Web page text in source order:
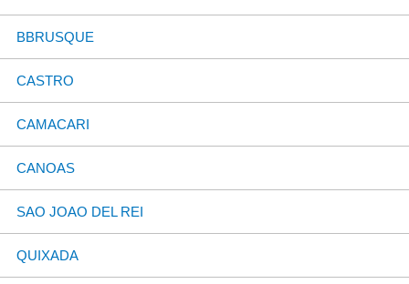
BBRUSQUE
CASTRO
CAMACARI
CANOAS
SAO JOAO DEL REI
QUIXADA